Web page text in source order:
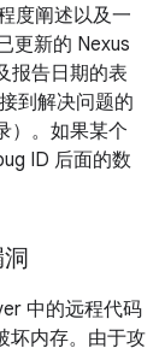
度阐述以及一
更新的 Nexus
报告日期的表
到解决问题的
）。如果某个
ID 后面的数
中的远程代码
坏内存。由于攻